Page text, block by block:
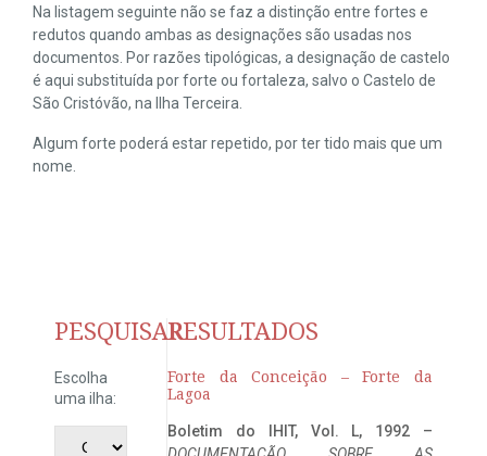
Na listagem seguinte não se faz a distinção entre fortes e
redutos quando ambas as designações são usadas nos
documentos. Por razões tipológicas, a designação de castelo
é aqui substituída por forte ou fortaleza, salvo o Castelo de
São Cristóvão, na Ilha Terceira.
Algum forte poderá estar repetido, por ter tido mais que um
nome.
PESQUISAR
Escolha
uma ilha:
RESULTADOS
Forte da Conceição – Forte da
Lagoa
Boletim do IHIT, Vol. L, 1992 –